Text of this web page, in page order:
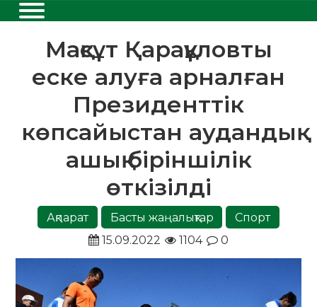
Мақсұт Қарақұловты
еске алуға арналған
Президенттік
көпсайыстан аудандық
ашық біріншілік
өткізілді
Ақпарат Басты жаңалықтар
Спорт
15.09.2022
1104 0